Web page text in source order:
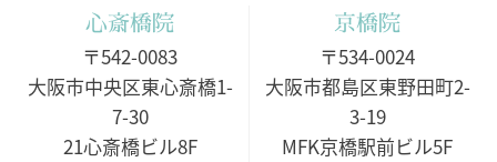
心斎橋院
〒542-0083
大阪市中央区東心斎橋1-
7-30
21心斎橋ビル8F
京橋院
〒534-0024
大阪市都島区東野田町2-
3-19
MFK京橋駅前ビル5F